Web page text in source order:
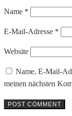
Name *
E-Mail-Adresse *
Website
Name, E-Mail-
meinen nächsten